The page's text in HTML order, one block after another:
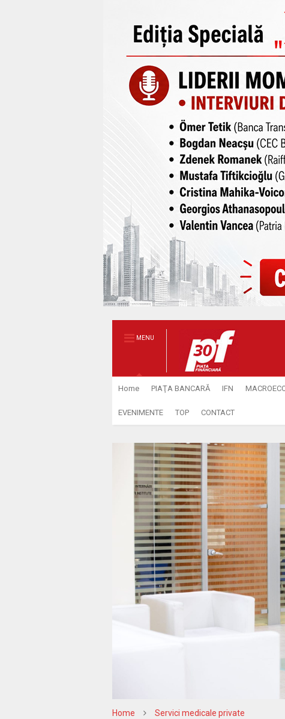
MENU
Home PIAŢA BANCARĂ IFN
EVENIMENTE TOP CONTACT
Home Servici medicale private